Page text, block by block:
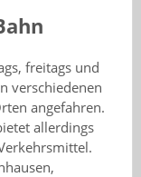
freitags und
verschiedenen
angefahren.
allerdings